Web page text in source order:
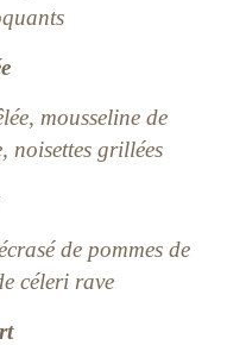
mousseline de
noisettes grillées
de pommes de
céleri rave